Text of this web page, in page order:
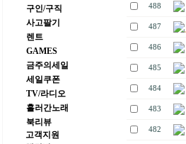
구인/구직
사고팔기
렌트
GAMES
금주의세일
세일쿠폰
TV/라디오
흘러간노래
북리뷰
고객지원
488
487
486
485
484
483
482